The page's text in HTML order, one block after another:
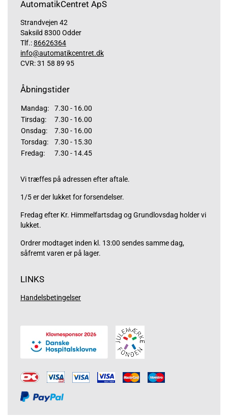
AutomatikCentret ApS
Strandvejen 42
Saksild 8300 Odder
Tlf.:86626364
info@automatikcentret.dk
CVR: 31 58 89 95
Åbningstider
Mandag:
7.30 - 16.00
Tirsdag:
7.30 - 16.00
Onsdag:
7.30 - 16.00
Torsdag:
7.30 - 15.30
Fredag:
7.30 - 14.45
Vi træffes på adressen efter aftale.
1/5 er der lukket for forsendelser.
Fredag efter Kr. Himmelfartsdag og Grundlovsdag holder vi
lukket.
Ordrer modtaget inden kl. 13:00 sendes samme dag,
såfremt varen er på lager.
LINKS
Handelsbetingelser